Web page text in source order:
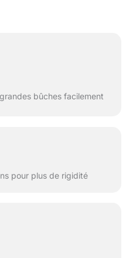
bûches facilement
pour plus de rigidité